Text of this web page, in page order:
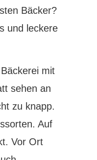
Bäcker?
und leckere
mit
sehen an
zu knapp.
Auf
Vor Ort